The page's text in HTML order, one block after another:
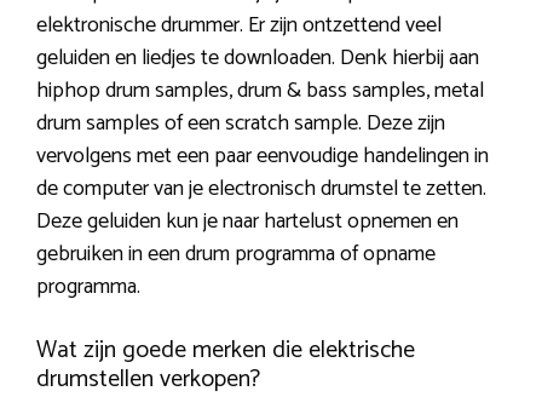
elektronische drummer. Er zijn ontzettend veel
geluiden en liedjes te downloaden. Denk hierbij aan
hiphop drum samples, drum & bass samples, metal
drum samples of een scratch sample. Deze zijn
vervolgens met een paar eenvoudige handelingen in
de computer van je electronisch drumstel te zetten.
Deze geluiden kun je naar hartelust opnemen en
gebruiken in een drum programma of opname
programma.
Wat zijn goede merken die elektrische
drumstellen verkopen?